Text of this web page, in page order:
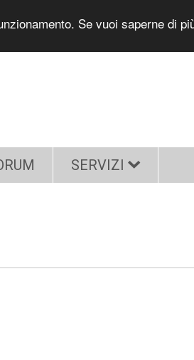
Se vuoi saperne di
SERVIZI